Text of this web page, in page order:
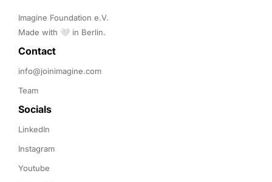
Imagine Foundation e.V.
Made with 🤍 in Berlin.
Contact
info@joinimagine.com
Team
Socials
LinkedIn
Instagram
Youtube